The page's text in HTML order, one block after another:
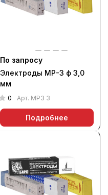
По запросу
Электроды МР-3 ф 3,0
мм
0 Арт. МР3 3
Подробнее